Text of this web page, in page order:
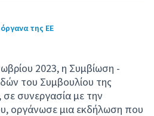
της ΕΕ
2023, η Συμβίωση -
του Συμβουλίου της
συνεργασία με την
οργάνωσε μια εκδήλωση που